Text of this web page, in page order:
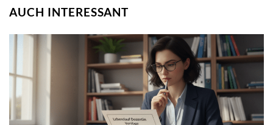
AUCH INTERESSANT